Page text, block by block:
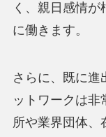
く、親日感情
に働きます。
さらに、既に進
ットワークは
所や業界団体、